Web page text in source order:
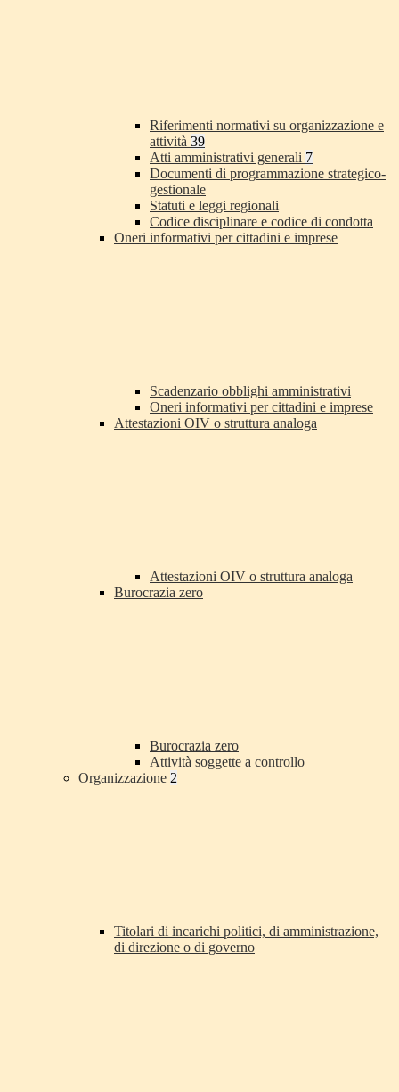
Riferimenti normativi su organizzazione e
attività 39
Atti amministrativi generali 7
Documenti di programmazione strategico-
gestionale
Statuti e leggi regionali
Codice disciplinare e codice di condotta
Oneri informativi per cittadini e imprese
Scadenzario obblighi amministrativi
Oneri informativi per cittadini e imprese
Attestazioni OIV o struttura analoga
Attestazioni OIV o struttura analoga
Burocrazia zero
Burocrazia zero
Attività soggette a controllo
Organizzazione 2
Titolari di incarichi politici, di amministrazione,
di direzione o di governo